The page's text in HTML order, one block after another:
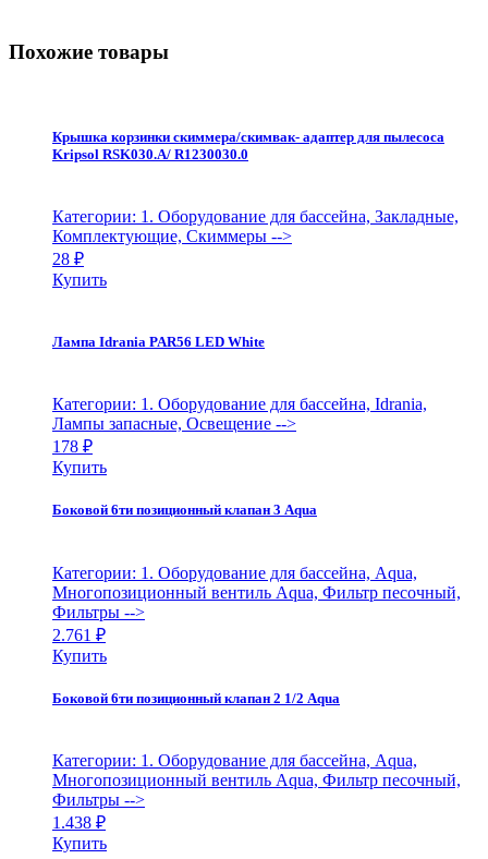
Похожие товары
Крышка корзинки скиммера/скимвак- адаптер для пылесоса
Kripsol RSK030.A/ R1230030.0
Категории: 1. Оборудование для бассейна, Закладные,
Комплектующие, Скиммеры -->
28 ₽
Купить
Лампа Idrania PAR56 LED White
Категории: 1. Оборудование для бассейна, Idrania,
Лампы запасные, Освещение -->
178 ₽
Купить
Боковой 6ти позиционный клапан 3 Aqua
Категории: 1. Оборудование для бассейна, Aqua,
Многопозиционный вентиль Aqua, Фильтр песочный,
Фильтры -->
2.761 ₽
Купить
Боковой 6ти позиционный клапан 2 1/2 Aqua
Категории: 1. Оборудование для бассейна, Aqua,
Многопозиционный вентиль Aqua, Фильтр песочный,
Фильтры -->
1.438 ₽
Купить